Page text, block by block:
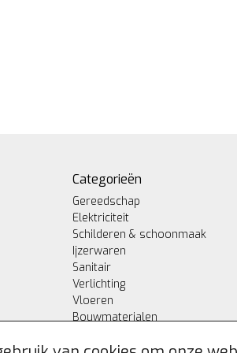
Categorieën
Gereedschap
Elektriciteit
Schilderen & schoonmaak
Ijzerwaren
Sanitair
Verlichting
Vloeren
Bouwmaterialen